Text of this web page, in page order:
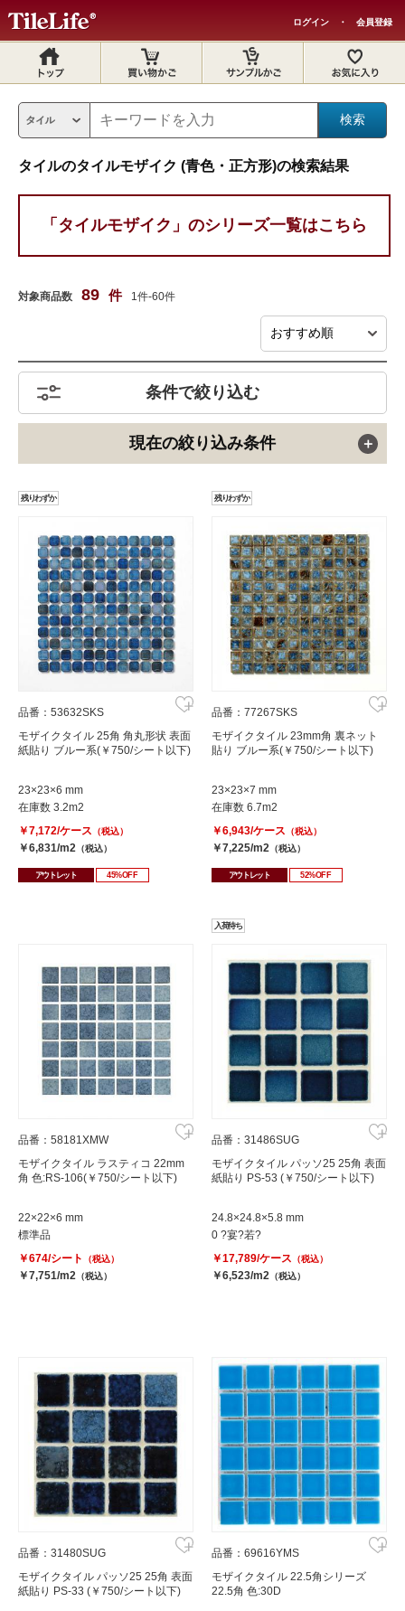
ログイン ・ 会員登録
タイルのタイルモザイク (青色・正方形)の検索結果
「タイルモザイク」のシリーズ一覧はこちら
対象商品数 89 件 1件-60件
条件で絞り込む
現在の絞り込み条件
残りわずか
品番：53632SKS
モザイクタイル 25角 角丸形状 表面
紙貼り ブルー系(￥750/シート以下)
23×23×6 mm
在庫数 3.2m2
￥7,172/ケース （税込）
￥6,831/m2 （税込）
アウトレット 45%OFF
残りわずか
品番：77267SKS
モザイクタイル 23mm角 裏ネット
貼り ブルー系(￥750/シート以下)
23×23×7 mm
在庫数 6.7m2
￥6,943/ケース （税込）
￥7,225/m2 （税込）
アウトレット 52%OFF
品番：58181XMW
モザイクタイル ラスティコ 22mm
角 色:RS-106(￥750/シート以下)
22×22×6 mm
標準品
￥674/シート
（税込）
￥7,751/m2 （税込）
入荷待ち
品番：31486SUG
モザイクタイル パッソ25 25角 表面
紙貼り PS-53 (￥750/シート以下)
24.8×24.8×5.8 mm
0 ?宴?若?
￥17,789/ケース （税込）
￥6,523/m2 （税込）
品番：31480SUG
モザイクタイル パッソ25 25角 表面
紙貼り PS-33 (￥750/シート以下)
品番：69616YMS
モザイクタイル 22.5角シリーズ
22.5角 色:30D